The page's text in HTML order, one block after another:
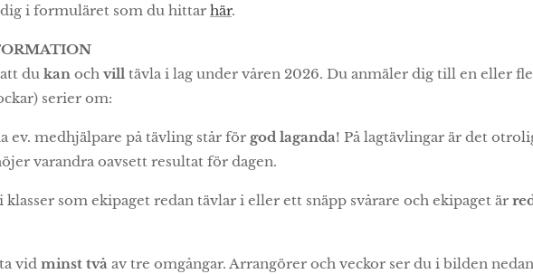
i formuläret som du hittar här.
du kan och vill tävla i lag under våren 2026. Du anmäler dig till en eller
serier om:
ev. medhjälpare på tävling står för god laganda! På lagtävlingar är det
varandra oavsett resultat för dagen.
klasser som ekipaget redan tävlar i eller ett snäpp svårare och ekipaget är
vid minst två av tre omgångar. Arrangörer och veckor ser du i bilden